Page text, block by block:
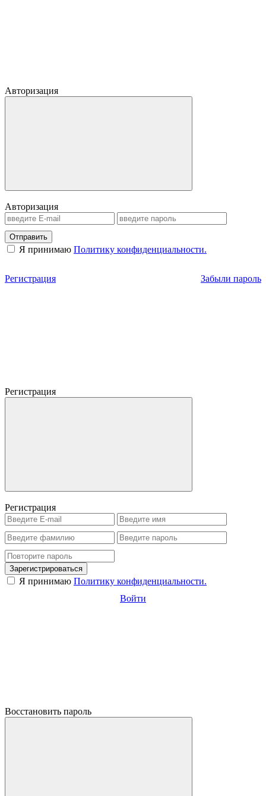
Авторизация
Авторизация
Отправить
Я принимаю Политику конфиденциальности.
Регистрация Забыли пароль
Регистрация
Регистрация
Зарегистрироваться
Я принимаю Политику конфиденциальности.
Войти
Восстановить пароль